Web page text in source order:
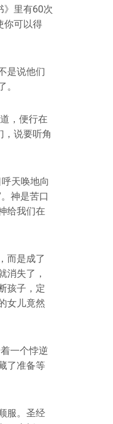
》里有60次
你可以得
是说他们
，便行在
，说要听角
天唤地向
神是苦口
给我们在
而是成了
消失了，
孩子，定
女儿竟然
一个悖逆
了准备等
服。圣经